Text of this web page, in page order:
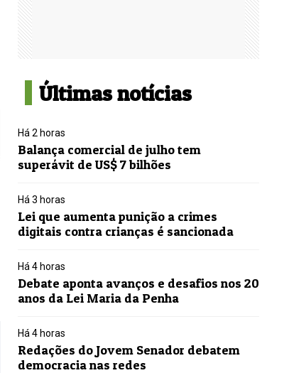
Últimas notícias
Há 2 horas
Balança comercial de julho tem
superávit de US$ 7 bilhões
Há 3 horas
Lei que aumenta punição a crimes
digitais contra crianças é sancionada
Há 4 horas
Debate aponta avanços e desafios nos 20
anos da Lei Maria da Penha
Há 4 horas
Redações do Jovem Senador debatem
democracia nas redes